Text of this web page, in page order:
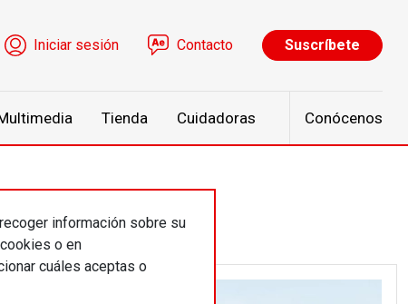
de cuenta de usuario
Iniciar sesión Contacto Suscríbete
Tienda Cuidadoras Conócenos
información sobre su
o en
cuáles aceptas o